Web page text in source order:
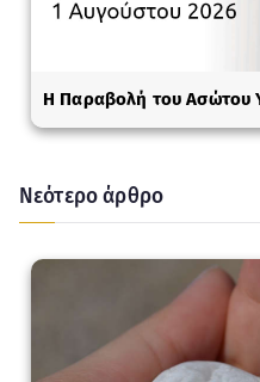
Η Παραβολή του Ασώτου
Νεότερο άρθρο